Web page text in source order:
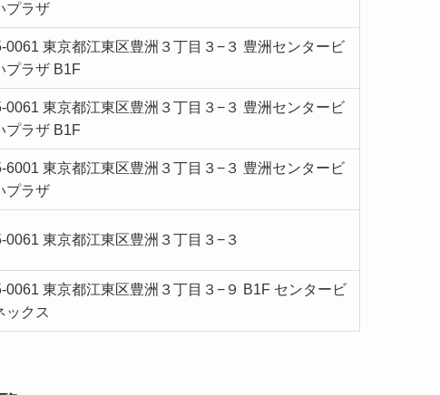
プラザ
0061 東京都江東区豊洲３丁目３−３ 豊洲センタービ
プラザ B1F
0061 東京都江東区豊洲３丁目３−３ 豊洲センタービ
プラザ B1F
6001 東京都江東区豊洲３丁目３−３ 豊洲センタービ
プラザ
0061 東京都江東区豊洲３丁目３−３
0061 東京都江東区豊洲３丁目３−９ B1F センタービ
ックス